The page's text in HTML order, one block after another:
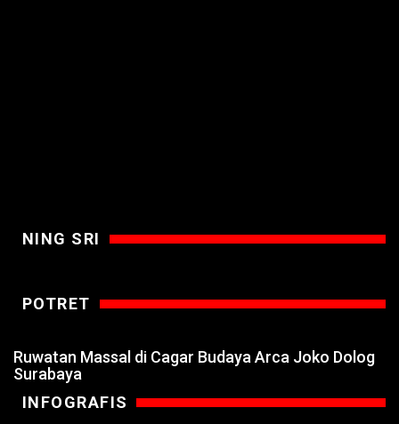
NING SRI
POTRET
Ruwatan Massal di Cagar Budaya Arca Joko Dolog
Surabaya
INFOGRAFIS